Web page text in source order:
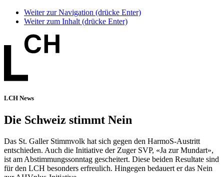
Weiter zur Navigation (drücke Enter)
Weiter zum Inhalt (drücke Enter)
LCH News
Die Schweiz stimmt Nein
Das St. Galler Stimmvolk hat sich gegen den HarmoS-Austritt
entschieden. Auch die Initiative der Zuger SVP, «Ja zur Mundart»,
ist am Abstimmungssonntag gescheitert. Diese beiden Resultate sind
für den LCH besonders erfreulich. Hingegen bedauert er das Nein